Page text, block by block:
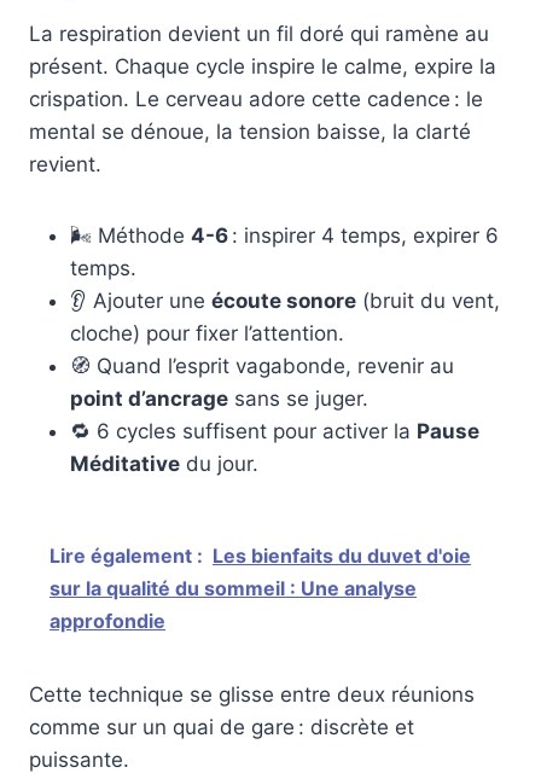
La respiration devient un fil doré qui ramène au
présent. Chaque cycle inspire le calme, expire la
crispation. Le cerveau adore cette cadence : le
mental se dénoue, la tension baisse, la clarté
revient.
🌬️ Méthode 4-6 : inspirer 4 temps, expirer 6
temps.
👂 Ajouter une écoute sonore (bruit du vent,
cloche) pour fixer l’attention.
🧭 Quand l’esprit vagabonde, revenir au
point d’ancrage sans se juger.
🔁 6 cycles suffisent pour activer la Pause
Méditative du jour.
Lire également : Les bienfaits du duvet d'oie
sur la qualité du sommeil : Une analyse
approfondie
Cette technique se glisse entre deux réunions
comme sur un quai de gare : discrète et
puissante.